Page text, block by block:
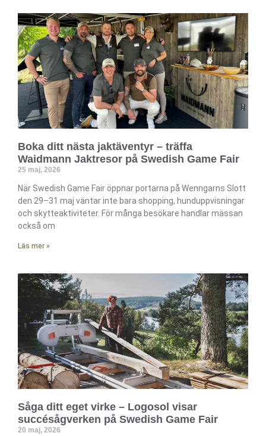
Boka ditt nästa jaktäventyr – träffa
Waidmann Jaktresor på Swedish Game Fair
25 maj, 2026
När Swedish Game Fair öppnar portarna på Wenngarns Slott
den 29–31 maj väntar inte bara shopping, hunduppvisningar
och skytteaktiviteter. För många besökare handlar mässan
också om
Läs mer »
Såga ditt eget virke – Logosol visar
succésågverken på Swedish Game Fair
20 maj, 2026